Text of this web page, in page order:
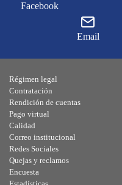
Facebook
Email
Régimen legal
Contratación
Rendición de cuentas
Pago virtual
Calidad
Correo institucional
Redes Sociales
Quejas y reclamos
Encuesta